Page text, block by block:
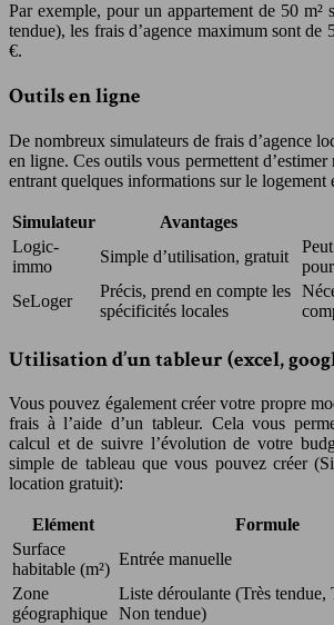
Par exemple, pour un appartement de 50 m²
tendue), les frais d’agence maximum sont de
€.
Outils en ligne
De nombreux simulateurs de frais d’agence
en ligne. Ces outils vous permettent d’estimer
entrant quelques informations sur le logement
Simulateur Avantages
Logic-
immo
Simple d’utilisation, gratuit
SeLoger
Précis, prend en compte les
spécificités locales
Utilisation d’un tableur (excel,
Vous pouvez également créer votre propre
frais à l’aide d’un tableur. Cela vous
calcul et de suivre l’évolution de votre
simple de tableau que vous pouvez créer
location gratuit):
Elément Formule
Surface
habitable (m²)
Entrée manuelle
Zone
géographique
Liste déroulante (Très tendue,
Non tendue)